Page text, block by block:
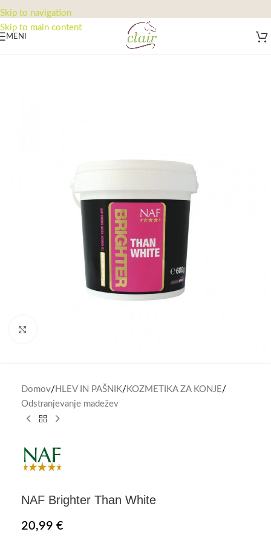
Skip to navigation
Skip to main content
MENI
Domov/ HLEV IN PAŠNIK/ KOZMETIKA ZA KONJE/
Odstranjevanje madežev
NAF Brighter Than White
20,99 €